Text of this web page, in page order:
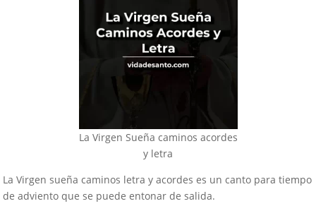
La Virgen Sueña caminos acordes
y letra
La Virgen sueña caminos letra y acordes es un canto para tiempo
de adviento que se puede entonar de salida.